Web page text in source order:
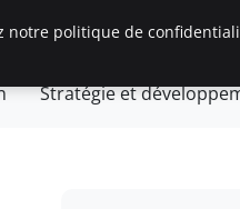
Innovation et
Stratégie et
notre politique de